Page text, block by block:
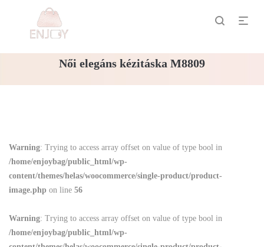
Női elegáns kézitáska M8809
Warning: Trying to access array offset on value of type bool in
/home/enjoybag/public_html/wp-
content/themes/helas/woocommerce/single-product/product-
image.php on line 56
Warning: Trying to access array offset on value of type bool in
/home/enjoybag/public_html/wp-